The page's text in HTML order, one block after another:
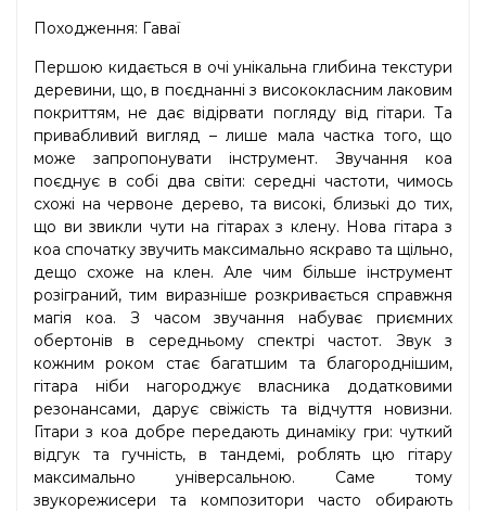
Походження: Гаваї
Першою кидається в очі унікальна глибина текстури
деревини, що, в поєднанні з висококласним лаковим
покриттям, не дає відірвати погляду від гітари. Та
привабливий вигляд – лише мала частка того, що
може запропонувати інструмент. Звучання кoa
поєднує в собі два світи: середні частоти, чимось
схожі на червоне дерево, та високі, близькі до тих,
що ви звикли чути на гітарах з клену. Нова гітара з
коа спочатку звучить максимально яскраво та щільно,
дещо схоже на клен. Але чим більше інструмент
розіграний, тим виразніше розкривається справжня
магія коа. З часом звучання набуває приємних
обертонів в середньому спектрі частот. Звук з
кожним роком стає багатшим та благороднішим,
гітара ніби нагороджує власника додатковими
резонансами, дарує свіжість та відчуття новизни.
Гітари з коа добре передають динаміку гри: чуткий
відгук та гучність, в тандемі, роблять цю гітару
максимально універсальною. Саме тому
звукорежисери та композитори часто обирають